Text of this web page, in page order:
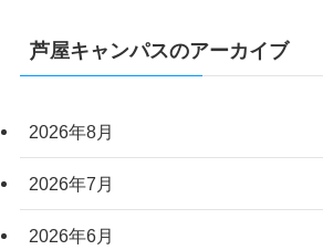
芦屋キャンパスのアーカイブ
2026年8月
2026年7月
2026年6月